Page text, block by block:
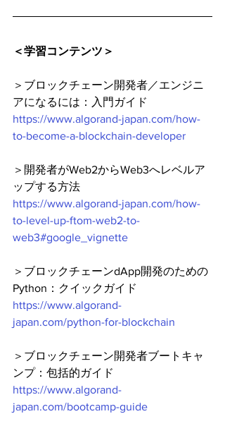
＜学習コンテンツ＞
＞ブロックチェーン開発者／エンジニ
アになるには：入門ガイド
https://www.algorand-japan.com/how-
to-become-a-blockchain-developer
＞開発者がWeb2からWeb3へレベルア
ップする方法
https://www.algorand-japan.com/how-
to-level-up-ftom-web2-to-
web3#google_vignette
＞ブロックチェーンdApp開発のための
Python：クイックガイド
https://www.algorand-
japan.com/python-for-blockchain
＞ブロックチェーン開発者ブートキャ
ンプ：包括的ガイド
https://www.algorand-
japan.com/bootcamp-guide